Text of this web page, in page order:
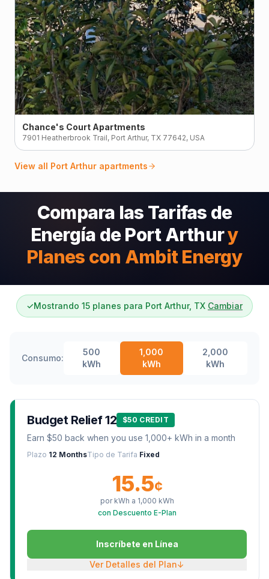
Chance's Court Apartments
7901 Heatherbrook Trail, Port Arthur, TX 77642, USA
View all Port Arthur apartments
Compara las Tarifas de
Energía de Port Arthury
Planes con Ambit Energy
✓Mostrando 15 planes para Port Arthur, TX Cambiar
Consumo:
500
kWh
1,000
kWh
2,000
kWh
Budget Relief 12 $50 CREDIT
Earn $50 back when you use 1,000+ kWh in a month
Plazo 12 MonthsTipo de Tarifa Fixed
15.5¢
por kWh a 1,000 kWh
con Descuento E-Plan
Inscríbete en Línea
Ver Detalles del Plan↓